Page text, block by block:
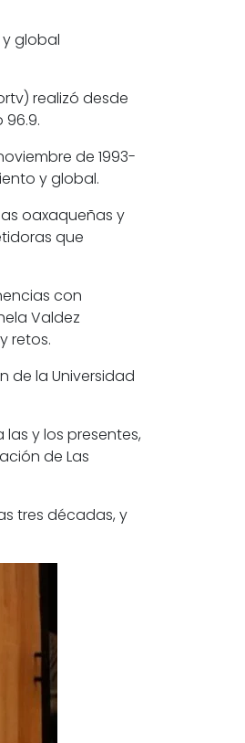
global
realizó desde
de 1993-
y global.
oaxaqueñas y
que
con
Valdez
retos.
de la Universidad
y los presentes,
de Las
tres décadas, y